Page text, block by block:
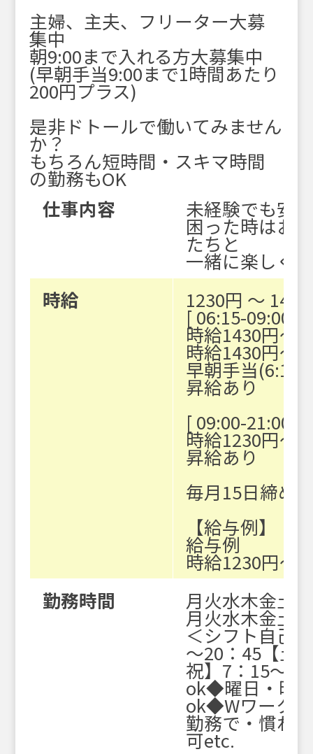
主婦、主夫、フリーター大募
集中
朝9:00まで入れる方大募集中
(早朝手当9:00まで1時間あたり
200円プラス)
是非ドトールで働いてみません
か？
もちろん短時間・スキマ時間
の勤務もOK
仕事内容
未経験でも安
困った時はお
たちと
一緒に楽しく
時給
1230円 〜
[ 06:15-09:00 ]
時給1430円〜
時給1430円〜(
早朝手当(6:15
昇給あり
[ 09:00-21:00 ]
時給1230円〜
昇給あり
毎月15日締め
【給与例】
給与例
時給1230円〜
勤務時間
月火水木金土
月火水木金土
＜シフト自己
～20：45【土
祝】7：15～18
ok◆曜日・時
ok◆Wワーク
勤務で ・慣れ
可etc.